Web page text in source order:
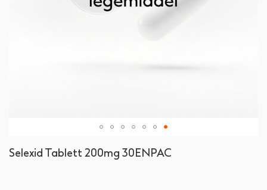
Selexid Tablett 200mg 30ENPAC
til